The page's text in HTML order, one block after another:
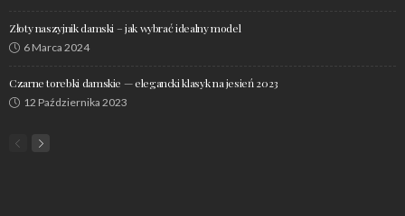
Złoty naszyjnik damski – jak wybrać idealny model
6 Marca 2024
Czarne torebki damskie — elegancki klasyk na jesień 2023
12 Października 2023